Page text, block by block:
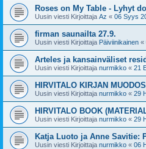
Roses on My Table - Lyhyt
Uusin viesti Kirjoittaja Az « 06 Syys
firman saunailta 27.9.
Uusin viesti Kirjoittaja Päiviinikainen «
Arteles ja kansainväliset
Uusin viesti Kirjoittaja nurmikko « 21
HIRVITALO KIRJAN
Uusin viesti Kirjoittaja nurmikko « 29
HIRVITALO BOOK
Uusin viesti Kirjoittaja nurmikko « 29
Katja Luoto ja Anne Savitie:
Uusin viesti Kirjoittaja nurmikko « 06